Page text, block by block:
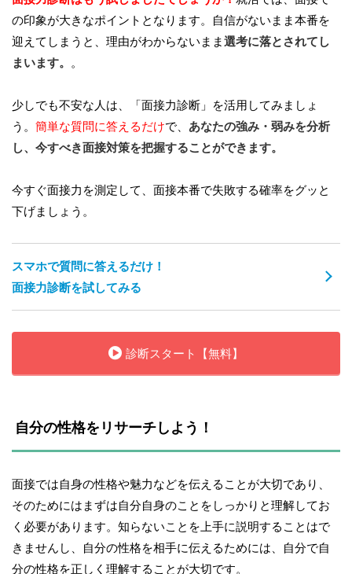
の印象が大きなポイントとなります。自信がないまま本番を
迎えてしまうと、理由がわからないまま選考に落とされてし
まいます。 。
少しでも不安な人は、「面接力診断」を活用してみましょ
う。 簡単な質問に答えるだけで、 あなたの強み・弱みを分析
し、今すべき面接対策を把握することができます。
今すぐ面接力を測定して、面接本番で失敗する確率をグッと
下げましょう。
スマホで質問に答えるだけ！
面接力診断を試してみる
診断スタート【無料】
自分の性格をリサーチしよう！
面接では自身の性格や魅力などを伝えることが大切であり、
そのためにはまずは自分自身のことをしっかりと理解してお
く必要があります。知らないことを上手に説明することはで
きませんし、自分の性格を相手に伝えるためには、自分で自
分の性格を正しく理解することが大切です。